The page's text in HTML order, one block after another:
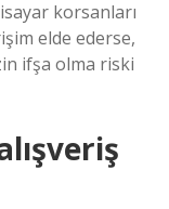
korsanları
elde ederse,
ifşa olma riski